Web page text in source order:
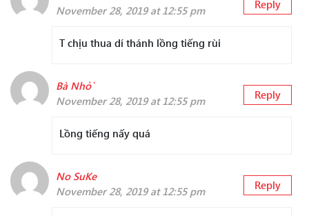
November 28, 2019 at 12:55 pm
Reply
T chịu thua dí thánh lồng tiếng rùi
Bà Nhỏ`
November 28, 2019 at 12:55 pm
Reply
Lồng tiếng nấy quá
No SuKe
November 28, 2019 at 12:55 pm
Reply